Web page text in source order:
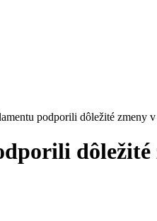
podporili dôležité zmeny